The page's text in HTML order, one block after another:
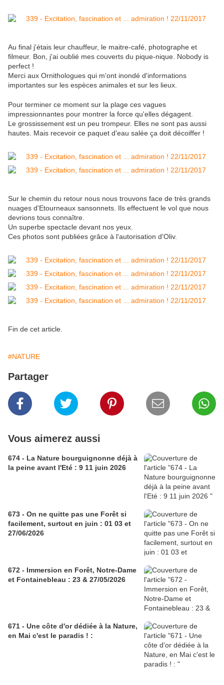
Au final j'étais leur chauffeur, le maitre-café, photographe et
filmeur. Bon, j'ai oublié mes couverts du pique-nique. Nobody is
perfect !
Merci aux Ornithologues qui m'ont inondé d'informations
importantes sur les espèces animales et sur les lieux.
Pour terminer ce moment sur la plage ces vagues
impressionnantes pour montrer la force qu'elles dégagent.
Le grossissement est un peu trompeur. Elles ne sont pas aussi
hautes. Mais recevoir ce paquet d'eau salée ça doit décoiffer !
Sur le chemin du retour nous nous trouvons face de très grands
nuages d'Etourneaux sansonnets. Ils effectuent le vol que nous
devrions tous connaître.
Un superbe spectacle devant nos yeux.
Ces photos sont publiées grâce à l'autorisation d'Oliv.
Fin de cet article.
#NATURE
Partager
Vous aimerez aussi
674 - La Nature bourguignonne déjà à
la peine avant l'Eté : 9 11 juin 2026
673 - On ne quitte pas une Forêt si
facilement, surtout en juin : 01 03 et
27/06/2026
672 - Immersion en Forêt, Notre-Dame
et Fontainebleau : 23 & 27/05/2026
671 - Une côte d'or dédiée à la Nature,
en Mai c'est le paradis ! :